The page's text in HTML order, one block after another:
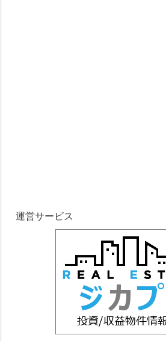
運営サービス